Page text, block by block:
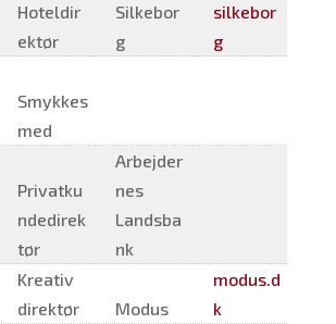
Hoteldir
ektør
Silkebor
g
silkebor
g
Smykkes
med
Privatku
ndedirek
tør
Arbejder
nes
Landsba
nk
Kreativ
direktør
Modus
modus.d
k